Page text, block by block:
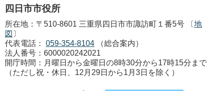
四日市市役所
所在地：〒510-8601 三重県四日市市諏訪町１番5号 〔地
図 〕
代表電話：
059-354-8104
（総合案内）
法人番号：6000020242021
開庁時間：月曜日から金曜日の8時30分から17時15分まで
（ただし祝・休日、12月29日から1月3日を除く）